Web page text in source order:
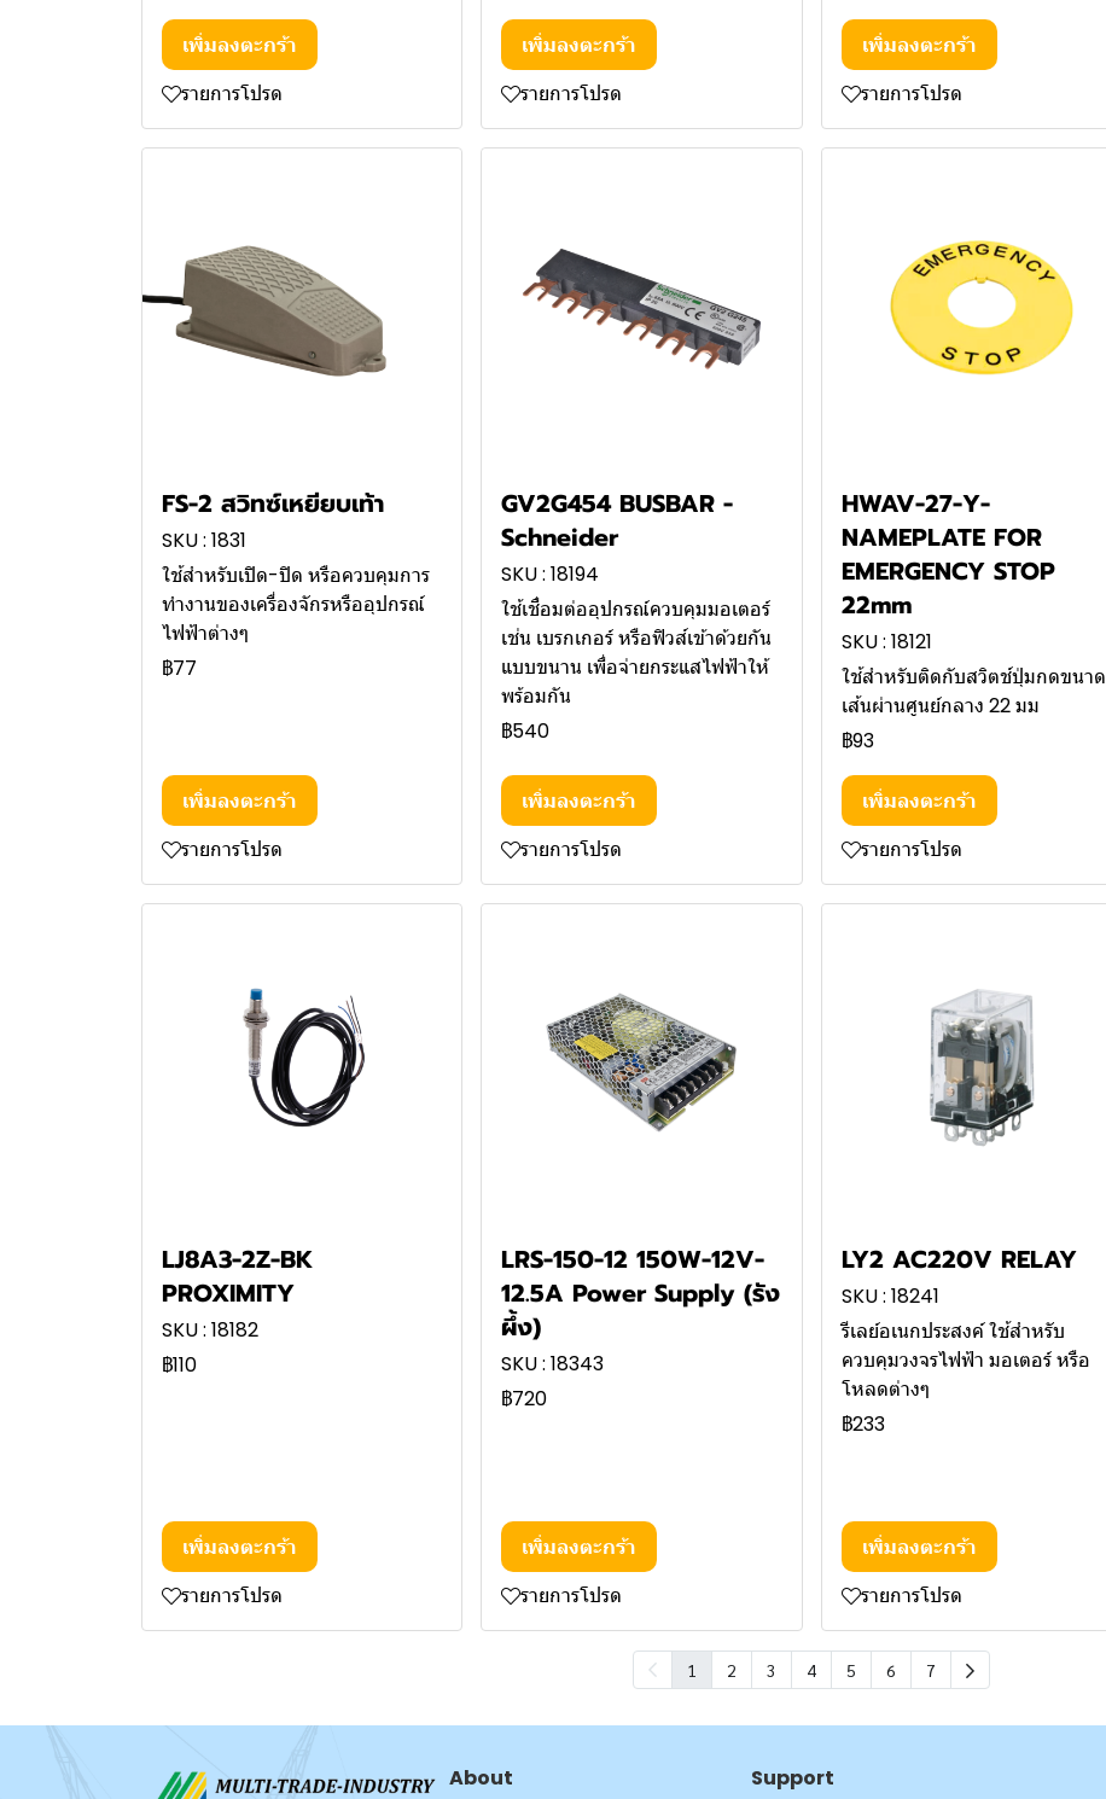
เพิ่มลงตะกร้า
รายการโปรด
เพิ่มลงตะกร้า
รายการโปรด
เพิ่มลงตะกร้า
รายการโปรด
FS-2 สวิทซ์เหยียบเท้า
SKU : 1831
ใช้สำหรับเปิด-ปิด หรือควบคุมการ
ทำงานของเครื่องจักรหรืออุปกรณ์
ไฟฟ้าต่างๆ
฿77
เพิ่มลงตะกร้า
รายการโปรด
GV2G454 BUSBAR -
Schneider
SKU : 18194
ใช้เชื่อมต่ออุปกรณ์ควบคุมมอเตอร์
เช่น เบรกเกอร์ หรือฟิวส์เข้าด้วยกัน
แบบขนาน เพื่อจ่ายกระแสไฟฟ้าให้
พร้อมกัน
฿540
เพิ่มลงตะกร้า
รายการโปรด
HWAV-27-Y-
NAMEPLATE FOR
EMERGENCY STOP
22mm
SKU : 18121
ใช้สำหรับติดกับสวิตช์ปุ่มกดขนาด
เส้นผ่านศูนย์กลาง 22 มม
฿93
เพิ่มลงตะกร้า
รายการโปรด
LJ8A3-2Z-BK
PROXIMITY
SKU : 18182
฿110
เพิ่มลงตะกร้า
รายการโปรด
LRS-150-12 150W-12V-
12.5A Power Supply (รัง
ผึ้ง)
SKU : 18343
฿720
เพิ่มลงตะกร้า
รายการโปรด
LY2 AC220V RELAY
SKU : 18241
รีเลย์อเนกประสงค์ ใช้สำหรับ
ควบคุมวงจรไฟฟ้า มอเตอร์ หรือ
โหลดต่างๆ
฿233
เพิ่มลงตะกร้า
รายการโปรด
1 2 3 4 5 6 7
About Support